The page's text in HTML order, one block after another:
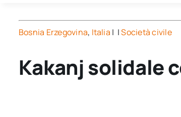
Bosnia Erzegovina, Italia | |Società civile
Kakanj solidale